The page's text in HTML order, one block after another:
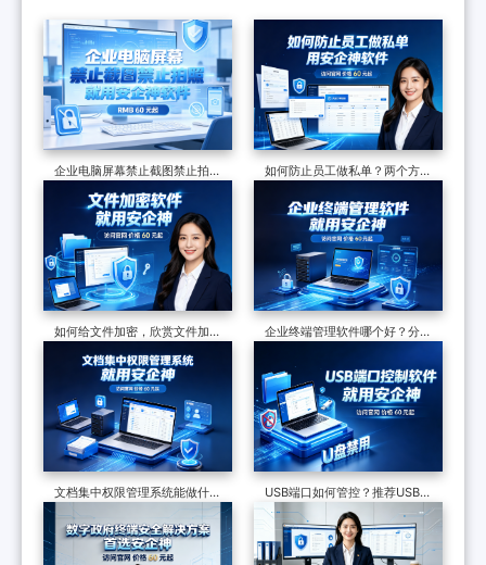
企业电脑屏幕禁止截图禁止拍
照，一个软件从技术到落地，一
篇讲透
如何防止员工做私单？两个方法
订单
如何给文件加密，欣赏文件加密
软件的7个防泄密措施，可加密
可审计
企业终端管理软件哪个好？分享
安全超有效
文档集中权限管理系统能做什
么？七大功能，了解企业数据安
全的最后一道防线
USB端口如何管控？推荐USB管
控软件，7个措施管控USB端口